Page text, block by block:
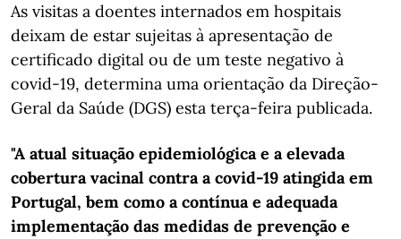
As visitas a doentes internados em hospitais
deixam de estar sujeitas à apresentação de
certificado digital ou de um teste negativo à
covid-19, determina uma orientação da Direção-
Geral da Saúde (DGS) esta terça-feira publicada.
"A atual situação epidemiológica e a elevada
cobertura vacinal contra a covid-19 atingida em
Portugal, bem como a contínua e adequada
implementação das medidas de prevenção e